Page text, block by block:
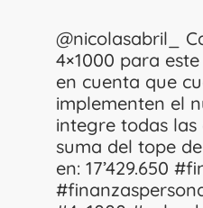
@nicolasabril_
4×1000 para
en cuenta que
implementen el
integre todas las
suma del tope
en: 17’429.650